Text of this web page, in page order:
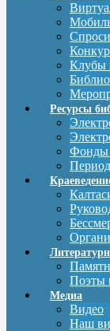
Клубы
Ресурсы
Фонды
Поэты
Медиа
Видео
Наш